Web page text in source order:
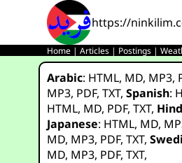
https://
Home |Articles | Postings |
Arabic: HTML, MD, MP3,
MP3, PDF,TXT,Spanish:
HTML, MD, PDF,TXT,
Japanese: HTML, MD,
MD, MP3, PDF,TXT,
MD, MP3, PDF,TXT,